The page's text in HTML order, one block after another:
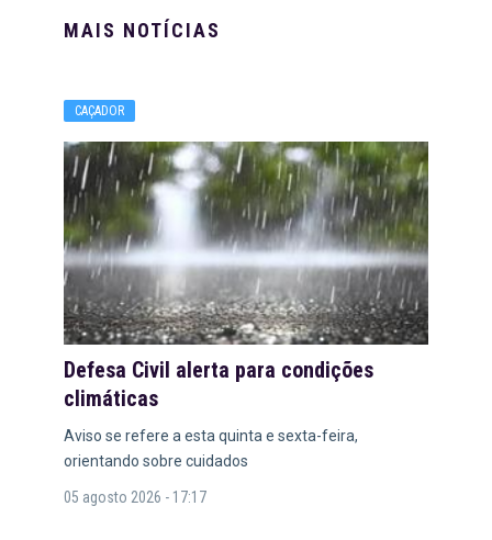
MAIS NOTÍCIAS
CAÇADOR
Defesa Civil alerta para condições
climáticas
Aviso se refere a esta quinta e sexta-feira,
orientando sobre cuidados
05 agosto 2026 - 17:17